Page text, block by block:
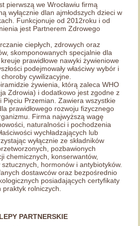
pierwszą we Wrocławiu firmą
wyłącznie dlan ajmłodszych dzieci w
Funkcjonuje od 2012roku i od
jest Partnerem Zdrowego
ciepłych, zdrowych oraz
skomponowanych specjalnie dla
prawidłowe nawyki żywieniowe
podejmowały właściwy wybór i
cywilizacyjne.
żywienia, którą zaleca WHO
Zdrowia) i dodatkowo jest zgodne z
Pięciu Przemian. Zawiera wszystkie
prawidłowego rozwoju fizycznego
Firma najwyższą wagę
naturalności i pochodzenia
wychładzających lub
wyłącznie ze składników
pozbawionych
chemicznych, konserwantów,
hormonów i antybiotyków.
dostawców oraz bezpośrednio
posiadających certyfikaty
rolniczych.
PARTNERSKIE